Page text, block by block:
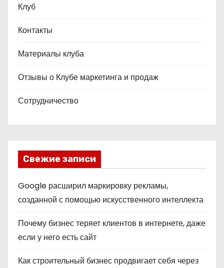
Клуб
Контакты
Материалы клуба
Отзывы о Клубе маркетинга и продаж
Сотрудничество
Свежие записи
Google расширил маркировку рекламы,
созданной с помощью искусственного интеллекта
Почему бизнес теряет клиентов в интернете, даже
если у него есть сайт
Как строительный бизнес продвигает себя через